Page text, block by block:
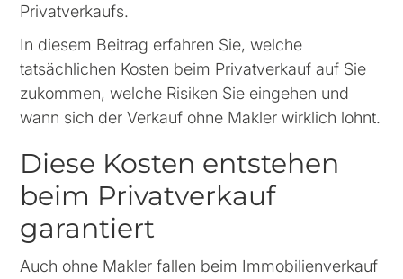
Privatverkaufs.
In diesem Beitrag erfahren Sie, welche
tatsächlichen Kosten beim Privatverkauf auf Sie
zukommen, welche Risiken Sie eingehen und
wann sich der Verkauf ohne Makler wirklich lohnt.
Diese Kosten entstehen
beim Privatverkauf
garantiert
Auch ohne Makler fallen beim Immobilienverkauf